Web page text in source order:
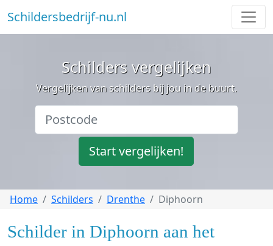
Schildersbedrijf-nu.nl
Schilders vergelijken
Vergelijken van schilders bij jou in de buurt.
Start vergelijken!
Home Schilders Drenthe Diphoorn
Schilder in Diphoorn aan het